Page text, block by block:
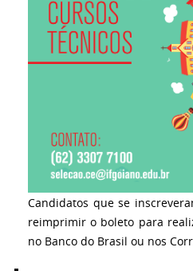
Candidatos que se
reimprimir o boleto para
no Banco do Brasil ou nos